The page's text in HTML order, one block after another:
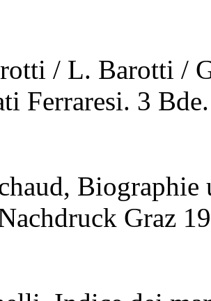
/ L. Barotti /
Ferraresi. 3
Biographie
Graz